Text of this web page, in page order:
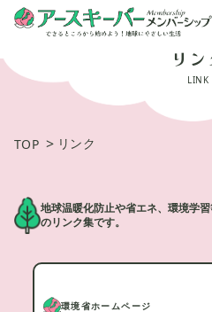
リン
LINK
TOP > リンク
地球温暖化防止や省エネ、環境学
のリンク集です。
環境省ホームページ